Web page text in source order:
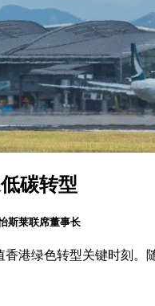
碳转型
斯莱联席董事长
香港绿色转型关键时刻